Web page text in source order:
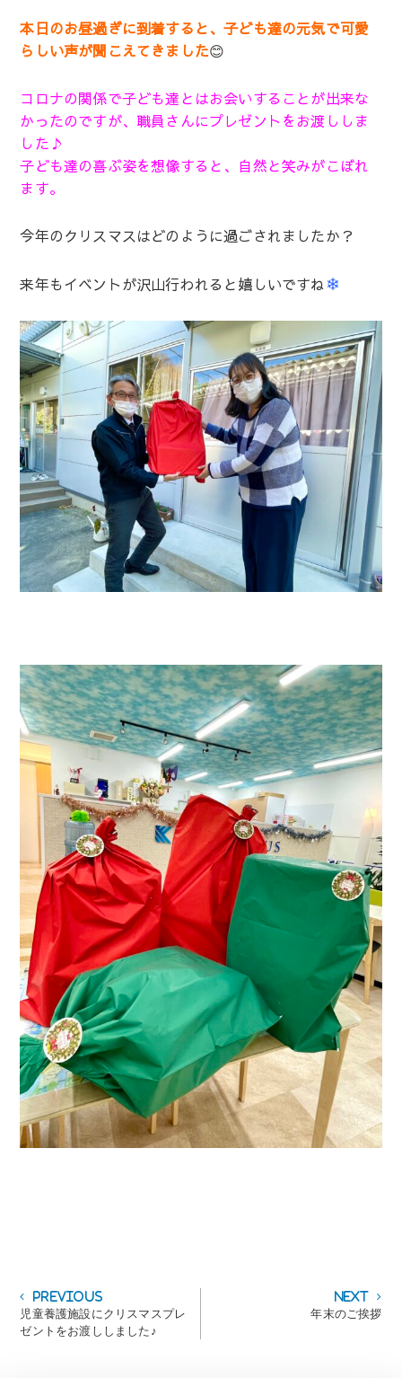
本日のお昼過ぎに到着すると、子ども達の元気で可愛
らしい声が聞こえてきました😊
コロナの関係で子ども達とはお会いすることが出来な
かったのですが、職員さんにプレゼントをお渡ししま
した♪
子ども達の喜ぶ姿を想像すると、自然と笑みがこぼれ
ます。
今年のクリスマスはどのように過ごされましたか？
来年もイベントが沢山行われると嬉しいですね❄
投
稿
ナ
PreviousPrevious
post:
児童養護施設にクリスマスプレ
ゼントをお渡ししました♪
Next
年末のご挨拶